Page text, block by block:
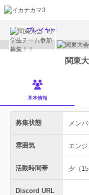
プレイヤー
関東
基本情報
募集状態 メン
雰囲気 エンジ
活動時間帯 夕（15
Discord URL